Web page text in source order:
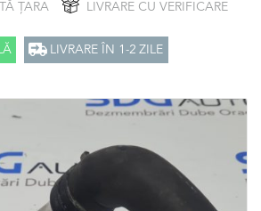
ȚARA LIVRARE CU VERIFICARE
LIVRARE ÎN 1-2 ZILE